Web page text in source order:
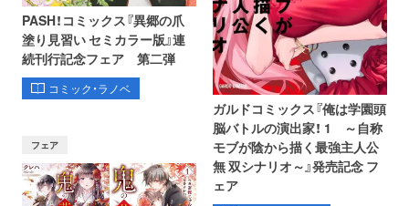
PASH！コミックス『異郷の爪
塗り見習い セミカラー版』連
続刊行記念フェア 第二弾
コミック・ラノベ
フェア
ガルドコミックス『俺は学園頭
脳バトルの演出家！ 1 ～自称
モブが陰から描く最強主人公
無 双シナリオ～』発売記念 フ
ェア